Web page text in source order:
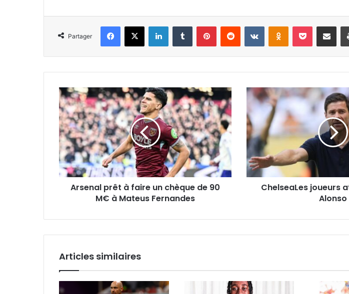
Partager
Facebook
X LinkedinTumblr PinterestReddit VKontakteOdnoklassniki
Pocket Partager par
Arsenal
prêt
à
faire
un
chèque
de
90
M€
Arsenal prêt à faire un chèque de 90
M€ à Mateus Fernandes
ChelseaLes
joueurs
attendent
Xabi
Alonso
ChelseaLes joueurs
Alonso
Articles similaires